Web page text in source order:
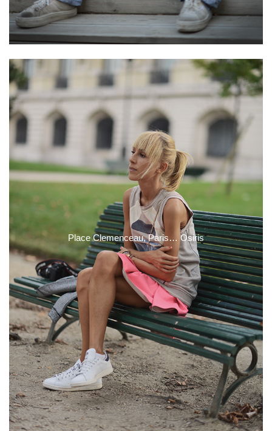
Place Clemenceau, Paris… Osiris